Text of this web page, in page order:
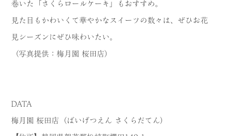
巻いた「さくらロールケーキ」もおすすめ。
見た目もかわいくて華やかなスイーツの数々は、ぜひお花
見シーズンにぜひ味わいたい。
（写真提供：梅月園 桜田店）
DATA
梅月園 桜田店（ばいげつえん さくらだてん）